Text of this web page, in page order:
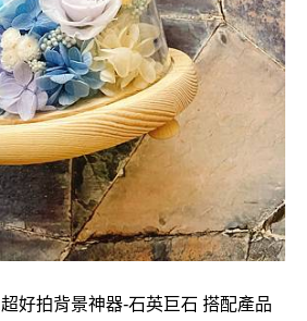
超好拍背景神器-石英巨石 搭配產品